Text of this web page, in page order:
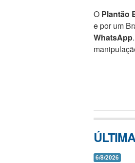
O Plantão
e por um
WhatsApp
6/8/2026